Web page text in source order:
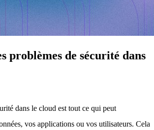
problèmes de sécurité dans
dans le cloud est tout ce qui peut
vos applications ou vos utilisateurs. Cela